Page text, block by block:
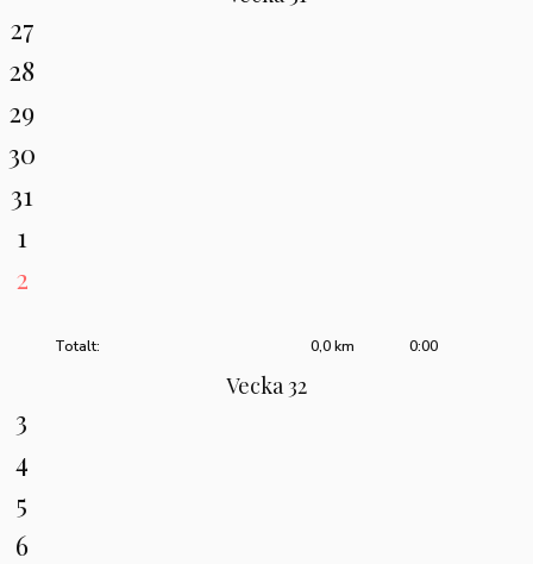
27
28
29
30
31
1
2
Totalt: 0:00
0,0 km
Vecka 32
3
4
5
6